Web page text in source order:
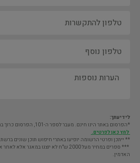
לידיעתך:
*הפרסום באתר הינו חינם. מעבר לספר ה-101, הפרסום כרוך בתשלום שנתי
לחץ כאן לפרטים.
** ייתכן ופרטי הרשומה יופיעו באתרי חיפוש תוכן שונים ברשת
*** ספרים במחיר מעל 2000 ש"ח לא יוצגו במאגר אלא לאחר אישור
האדמין.